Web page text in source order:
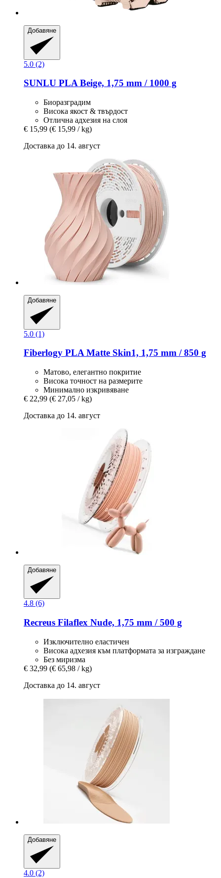
Добавяне
5.0 (2)
SUNLU PLA Beige, 1,75 mm / 1000 g
Биоразградим
Висока якост & твърдост
Отлична адхезия на слоя
€ 15,99 (€ 15,99 / kg)
Доставка до 14. август
Добавяне
5.0 (1)
Fiberlogy PLA Matte Skin1, 1,75 mm / 850 g
Матово, елегантно покритие
Висока точност на размерите
Минимално изкривяване
€ 22,99 (€ 27,05 / kg)
Доставка до 14. август
Добавяне
4.8 (6)
Recreus Filaflex Nude, 1,75 mm / 500 g
Изключително еластичен
Висока адхезия към платформата за изграждане
Без миризма
€ 32,99 (€ 65,98 / kg)
Доставка до 14. август
Добавяне
4.0 (2)